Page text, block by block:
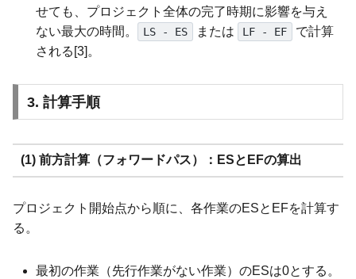
せても、プロジェクト全体の完了時期に影響を与え
ない最大の時間。
LS - ES または LF - EF
で計算
される[3]。
3. 計算手順
(1) 前方計算（フォワードパス）：ESとEFの算出
プロジェクト開始点から順に、各作業のESとEFを計算す
る。
最初の作業（先行作業がない作業）のESは0とする。